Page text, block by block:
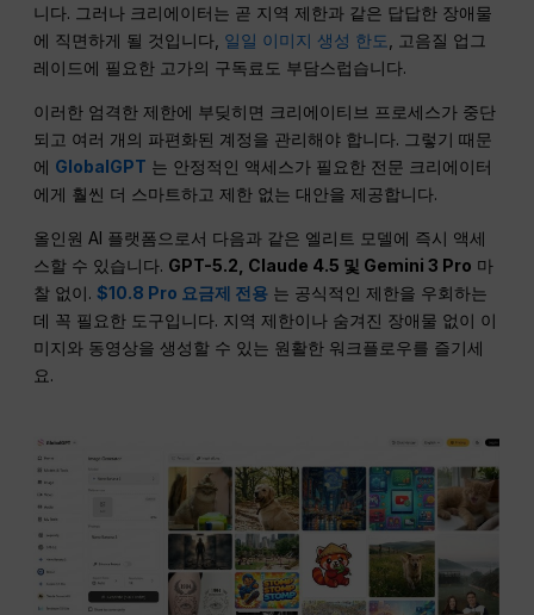
니다. 그러나 크리에이터는 곧 지역 제한과 같은 답답한 장애물
에 직면하게 될 것입니다, 일일 이미지 생성 한도
, 고음질 업그
레이드에 필요한 고가의 구독료도 부담스럽습니다.
이러한 엄격한 제한에 부딪히면 크리에이티브 프로세스가 중단
되고 여러 개의 파편화된 계정을 관리해야 합니다. 그렇기 때문
에 GlobalGPT 는 안정적인 액세스가 필요한 전문 크리에이터
에게 훨씬 더 스마트하고 제한 없는 대안을 제공합니다.
올인원 AI 플랫폼으로서 다음과 같은 엘리트 모델에 즉시 액세
스할 수 있습니다. GPT-5.2, Claude 4.5 및 Gemini 3 Pro 마
찰 없이.$10.8 Pro 요금제 전용 는 공식적인 제한을 우회하는
데 꼭 필요한 도구입니다. 지역 제한이나 숨겨진 장애물 없이 이
미지와 동영상을 생성할 수 있는 원활한 워크플로우를 즐기세
요.